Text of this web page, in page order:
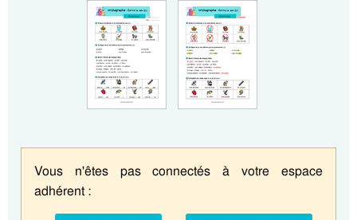
Vous n'êtes pas connectés à votre espace
adhérent :